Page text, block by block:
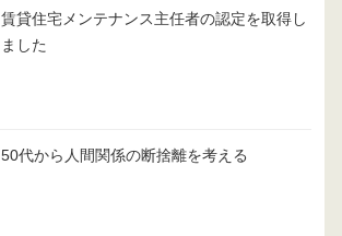
賃貸住宅メンテナンス主任者の認定を取得し
ました
50代から人間関係の断捨離を考える